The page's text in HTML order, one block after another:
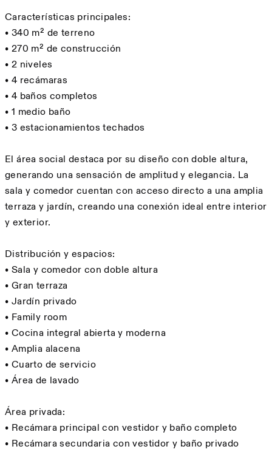
Características principales:
• 340 m² de terreno
• 270 m² de construcción
• 2 niveles
• 4 recámaras
• 4 baños completos
• 1 medio baño
• 3 estacionamientos techados
El área social destaca por su diseño con doble altura,
generando una sensación de amplitud y elegancia. La
sala y comedor cuentan con acceso directo a una amplia
terraza y jardín, creando una conexión ideal entre interior
y exterior.
Distribución y espacios:
• Sala y comedor con doble altura
• Gran terraza
• Jardín privado
• Family room
• Cocina integral abierta y moderna
• Amplia alacena
• Cuarto de servicio
• Área de lavado
Área privada:
• Recámara principal con vestidor y baño completo
• Recámara secundaria con vestidor y baño privado